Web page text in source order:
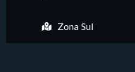
Zona Sul